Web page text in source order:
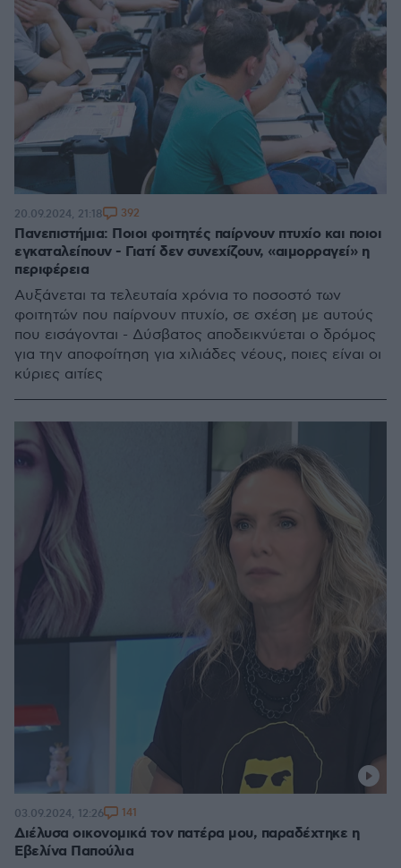
Πανεπιστήμια: Ποιοι φοιτητές παίρνουν πτυχίο και ποιοι
εγκαταλείπουν - Γιατί δεν συνεχίζουν, «αιμορραγεί» η
περιφέρεια
Αυξάνεται τα τελευταία χρόνια το ποσοστό των
φοιτητών που παίρνουν πτυχίο, σε σχέση με αυτούς
που εισάγονται - Δύσβατος αποδεικνύεται ο δρόμος
για την αποφοίτηση για χιλιάδες νέους, ποιες είναι οι
κύριες αιτίες
20.09.2024, 21:18 392
Διέλυσα οικονομικά τον πατέρα μου, παραδέχτηκε η
Εβελίνα Παπούλια
03.09.2024, 12:26 141